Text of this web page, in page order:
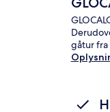
gåtur